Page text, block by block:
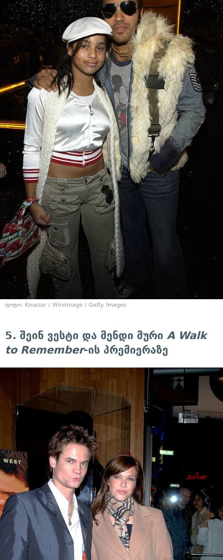
ფოტო: Kmazur / WireImage / Getty Images
5. შეინ ვესტი და მენდი მური A Walk
to Remember-ის პრემიერაზე